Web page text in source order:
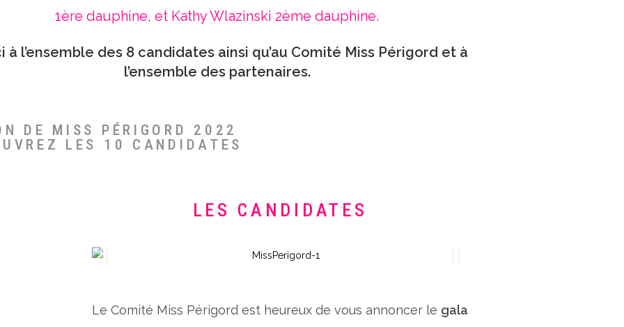
1ère dauphine, et Kathy Wlazinski 2ème dauphine.
à l’ensemble des 8 candidates ainsi qu’au Comité Miss Périgord et à
l’ensemble des partenaires.
DE MISS PÉRIGORD 2022
LES 10 CANDIDATES
LES CANDIDATES
Le Comité Miss Périgord est heureux de vous annoncer le gala